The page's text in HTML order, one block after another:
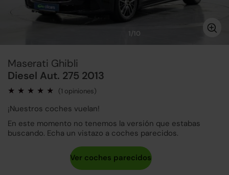
1/10
Maserati Ghibli
Diesel Aut. 275 2013
(1 opiniones)
¡Nuestros coches vuelan!
En este momento no tenemos la versión que estabas
buscando. Echa un vistazo a coches parecidos.